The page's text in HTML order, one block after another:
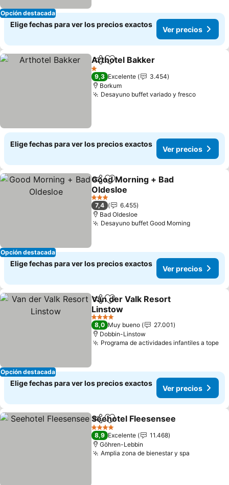
Opción destacada
Elige fechas para ver los precios exactos
Ver precios
CompartirAgregar a favoritos
Arthotel Bakker
1 Estrellas
9,3 Excelente
3.454
Borkum
Desayuno buffet variado y fresco
Elige fechas para ver los precios exactos
Ver precios
Opción destacada
CompartirAgregar a favoritos
Good Morning + Bad
Oldesloe
3 Estrellas
7,4
6.455
Bad Oldesloe
Desayuno buffet Good Morning
Elige fechas para ver los precios exactos
Ver precios
Opción destacada
CompartirAgregar a favoritos
Van der Valk Resort
Linstow
4 Estrellas
8,0 Muy bueno
27.001
Dobbin-Linstow
Programa de actividades infantiles a tope
Elige fechas para ver los precios exactos
Ver precios
CompartirAgregar a favoritos
Seehotel Fleesensee
4 Estrellas
8,9 Excelente
11.468
Göhren-Lebbin
Amplia zona de bienestar y spa